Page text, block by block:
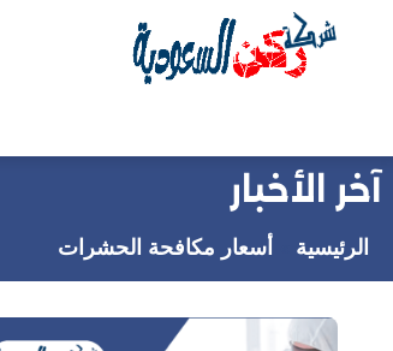
آخر الأخبار
الرئيسية أسعار مكافحة الحشرات